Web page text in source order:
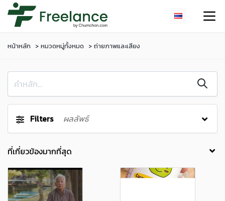
หน้าหลัก หมวดหมู่ทั้งหมด ถ่ายภาพและเสียง
Filters ผลลัพธ์